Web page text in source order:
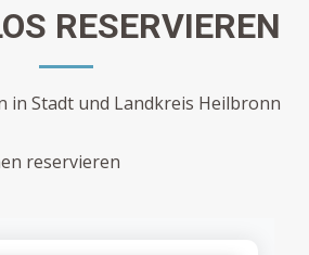
RESERVIEREN
in Stadt und Landkreis Heilbronn